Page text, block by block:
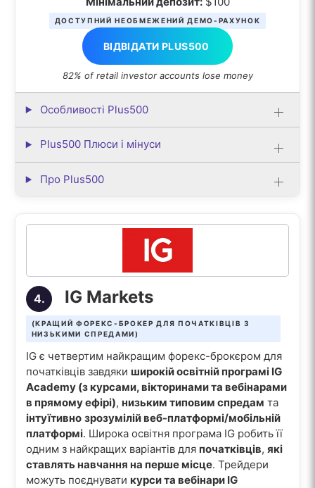
ДОСТУПНИЙ НЕОБМЕЖЕНИЙ ДЕМО-РАХУНОК
ВІДВІДАТИ PLUS500
82% of retail investor accounts lose money
Особливості Plus500
Plus500 Плюси і мінуси
Про Plus500
4. IG Markets
(КРАЩИЙ ФОРЕКС-БРОКЕР ДЛЯ ПОЧАТКІВЦІВ З
НИЗЬКИМИ СПРЕДАМИ)
IG є четвертим найкращим форекс-брокєром для
початківців завдяки широкій освітній програмі IG
Academy (з курсами, вікторинами та вебінарами
в прямому ефірі), низьким типовим спредам та
інтуїтивно зрозумілій веб-платформі/мобільній
платформі. Широка освітня програма IG робить її
одним з найкращих варіантів для початківців, які
ставлять навчання на перше місце. Трейдери
можуть поєднувати курси та вебінари IG